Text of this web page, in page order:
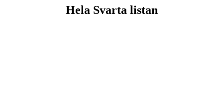
Hela Svarta listan